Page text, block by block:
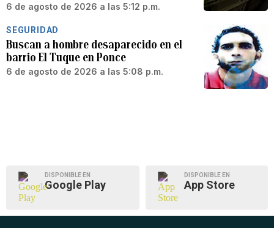
6 de agosto de 2026 a las 5:12 p.m.
SEGURIDAD
Buscan a hombre desaparecido en el
barrio El Tuque en Ponce
6 de agosto de 2026 a las 5:08 p.m.
DISPONIBLE EN
Google Play
DISPONIBLE EN
App Store